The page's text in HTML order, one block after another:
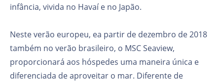
infância, vivida no Havaí e no Japão.
Neste verão europeu, ea partir de dezembro de 2018
também no verão brasileiro, o MSC Seaview,
proporcionará aos hóspedes uma maneira única e
diferenciada de aproveitar o mar. Diferente de